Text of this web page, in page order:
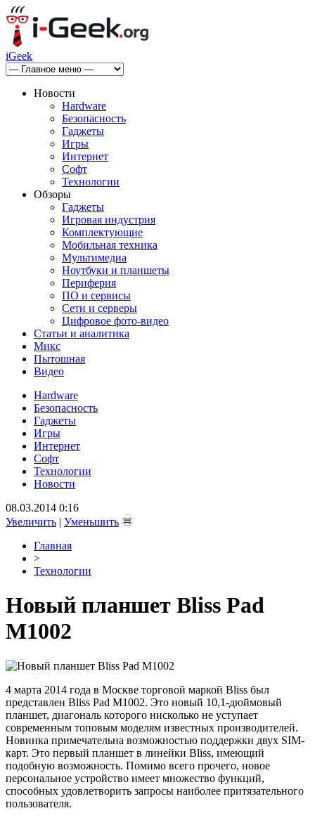
iGeek
Новости
Hardware
Безопасность
Гаджеты
Игры
Интернет
Софт
Технологии
Обзоры
Гаджеты
Игровая индустрия
Комплектующие
Мобильная техника
Мультимедиа
Ноутбуки и планшеты
Периферия
ПО и сервисы
Сети и серверы
Цифровое фото-видео
Статьи и аналитика
Микс
Пытошная
Видео
Hardware
Безопасность
Гаджеты
Игры
Интернет
Софт
Технологии
Новости
08.03.2014 0:16
Увеличить | Уменьшить
Главная
>
Технологии
Новый планшет Bliss Pad
M1002
4 марта 2014 года в Москве торговой маркой Bliss был
представлен Bliss Pad M1002. Это новый 10,1-дюймовый
планшет, диагональ которого нисколько не уступает
современным топовым моделям известных производителей.
Новинка примечательна возможностью поддержки двух SIM-
карт. Это первый планшет в линейки Bliss, имеющий
подобную возможность. Помимо всего прочего, новое
персональное устройство имеет множество функций,
способных удовлетворить запросы наиболее притязательного
пользователя.